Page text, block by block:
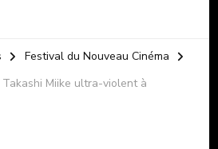
Festival du Nouveau Cinéma
Miike ultra-violent à